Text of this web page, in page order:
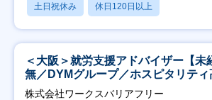
土日祝休み 休日120日以上
＜大阪＞就労支援アドバイザー【未
無／DYMグループ／ホスピタリテ
日祝】
株式会社ワークスバリアフリー